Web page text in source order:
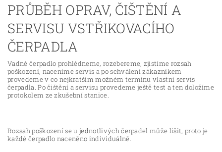
PRŮBĚH OPRAV, ČIŠTĚNÍ A
SERVISU VSTŘIKOVACÍHO
ČERPADLA
Vadné čerpadlo prohlédneme, rozebereme, zjistíme rozsah
poškození, naceníme servis a po schválení zákazníkem
provedeme v co nejkratším možném termínu vlastní servis
čerpadla. Po čištění a servisu provedeme ještě test a ten doložíme
protokolem ze zkušební stanice.
Rozsah poškození se u jednotlivých čerpadel může lišit, proto je
každé čerpadlo naceněno individuálně.